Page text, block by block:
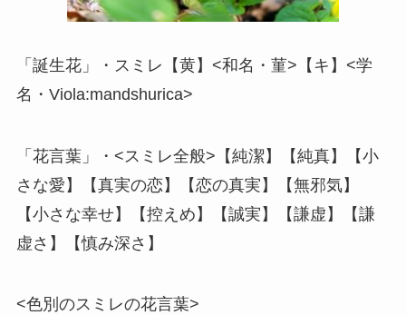
「誕生花」・スミレ【黄】<和名・菫>【キ】<学
名・Viola:mandshurica>
「花言葉」・<スミレ全般>【純潔】【純真】【小
さな愛】【真実の恋】【恋の真実】【無邪気】
【小さな幸せ】【控えめ】【誠実】【謙虚】【謙
虚さ】【慎み深さ】
<色別のスミレの花言葉>